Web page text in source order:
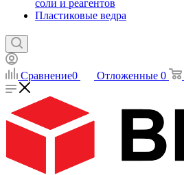
соли и реагентов
Пластиковые ведра
Сравнение0 Отложенные 0